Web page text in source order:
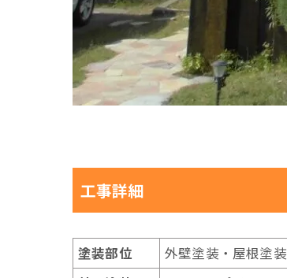
工事詳細
塗装部位
外壁塗装・屋根塗装